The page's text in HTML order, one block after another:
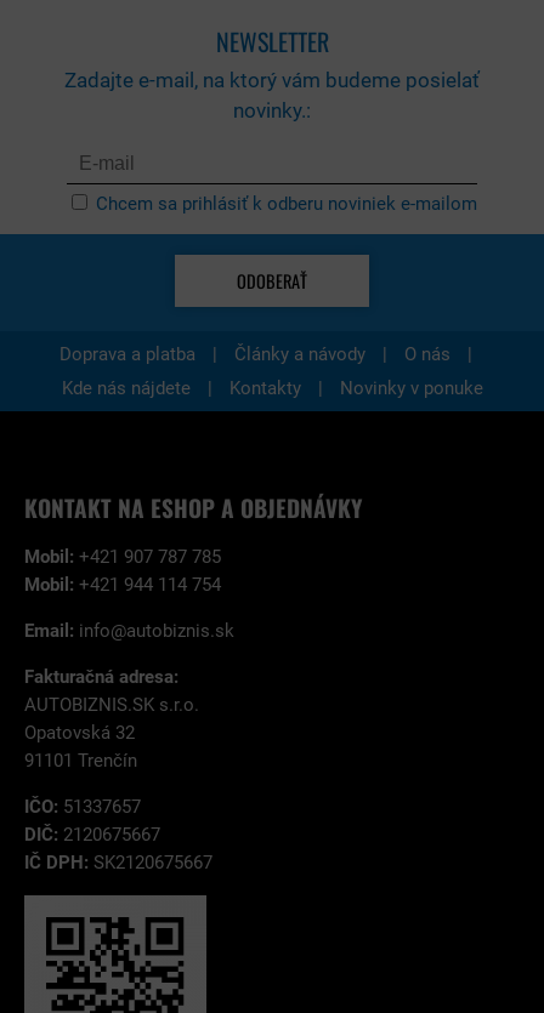
NEWSLETTER
Zadajte e-mail, na ktorý vám budeme posielať
novinky.:
Chcem sa prihlásiť k odberu noviniek e-mailom
ODOBERAŤ
Doprava a platba | Články a návody | O nás
|
Kde nás nájdete
| Kontakty | Novinky v ponuke
KONTAKT NA ESHOP A OBJEDNÁVKY
Mobil: +421 907 787 785
Mobil: +421 944 114 754
Email: info@autobiznis.sk
Fakturačná adresa:
AUTOBIZNIS.SK s.r.o.
Opatovská 32
91101 Trenčín
IČO: 51337657
DIČ: 2120675667
IČ DPH: SK2120675667